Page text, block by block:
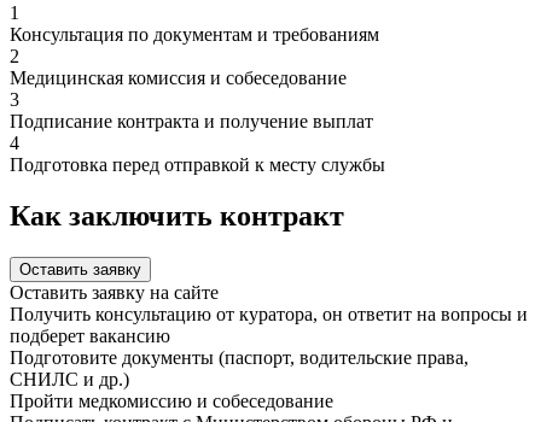
1
Консультация по документам и требованиям
2
Медицинская комиссия и собеседование
3
Подписание контракта и получение выплат
4
Подготовка перед отправкой к месту службы
Как заключить контракт
Оставить заявку
Оставить заявку на сайте
Получить консультацию от куратора, он ответит на вопросы и
подберет вакансию
Подготовите документы (паспорт, водительские права,
СНИЛС и др.)
Пройти медкомиссию и собеседование